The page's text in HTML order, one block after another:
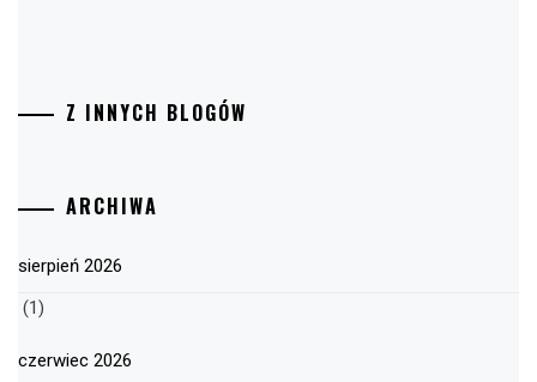
Z INNYCH BLOGÓW
ARCHIWA
sierpień 2026
(1)
czerwiec 2026